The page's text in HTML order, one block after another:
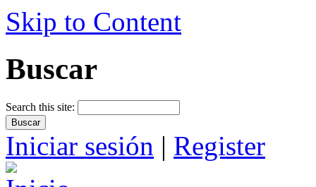
Skip to Content
Buscar
Search this site:
Iniciar sesión | Register